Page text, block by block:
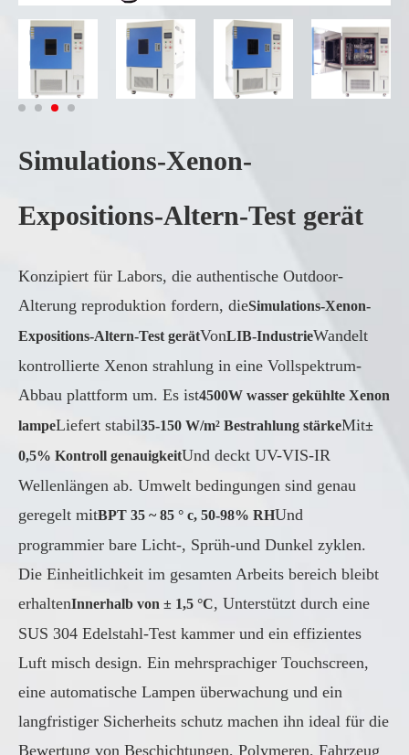
Simulations-Xenon-
Expositions-Altern-Test gerät
Konzipiert für Labors, die authentische Outdoor-
Alterung reproduktion fordern, dieSimulations-Xenon-
Expositions-Altern-Test gerätVonLIB-IndustrieWandelt
kontrollierte Xenon strahlung in eine Vollspektrum-
Abbau plattform um. Es ist4500W wasser gekühlte Xenon
lampeLiefert stabil35-150 W/m² Bestrahlung stärkeMit±
0,5% Kontroll genauigkeitUnd deckt UV-VIS-IR
Wellenlängen ab. Umwelt bedingungen sind genau
geregelt mitBPT 35 ~ 85 ° c, 50-98% RHUnd
programmier bare Licht-, Sprüh-und Dunkel zyklen.
Die Einheitlichkeit im gesamten Arbeits bereich bleibt
erhaltenInnerhalb von ± 1,5 °C, Unterstützt durch eine
SUS 304 Edelstahl-Test kammer und ein effizientes
Luft misch design. Ein mehrsprachiger Touchscreen,
eine automatische Lampen überwachung und ein
langfristiger Sicherheits schutz machen ihn ideal für die
Bewertung von Beschichtungen, Polymeren, Fahrzeug